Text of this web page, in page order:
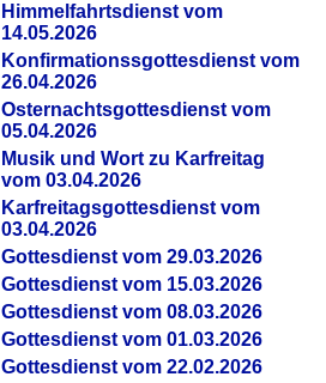
Himmelfahrtsdienst vom
14.05.2026
Konfirmationssgottesdienst vom
26.04.2026
Osternachtsgottesdienst vom
05.04.2026
Musik und Wort zu Karfreitag
vom 03.04.2026
Karfreitagsgottesdienst vom
03.04.2026
Gottesdienst vom 29.03.2026
Gottesdienst vom 15.03.2026
Gottesdienst vom 08.03.2026
Gottesdienst vom 01.03.2026
Gottesdienst vom 22.02.2026